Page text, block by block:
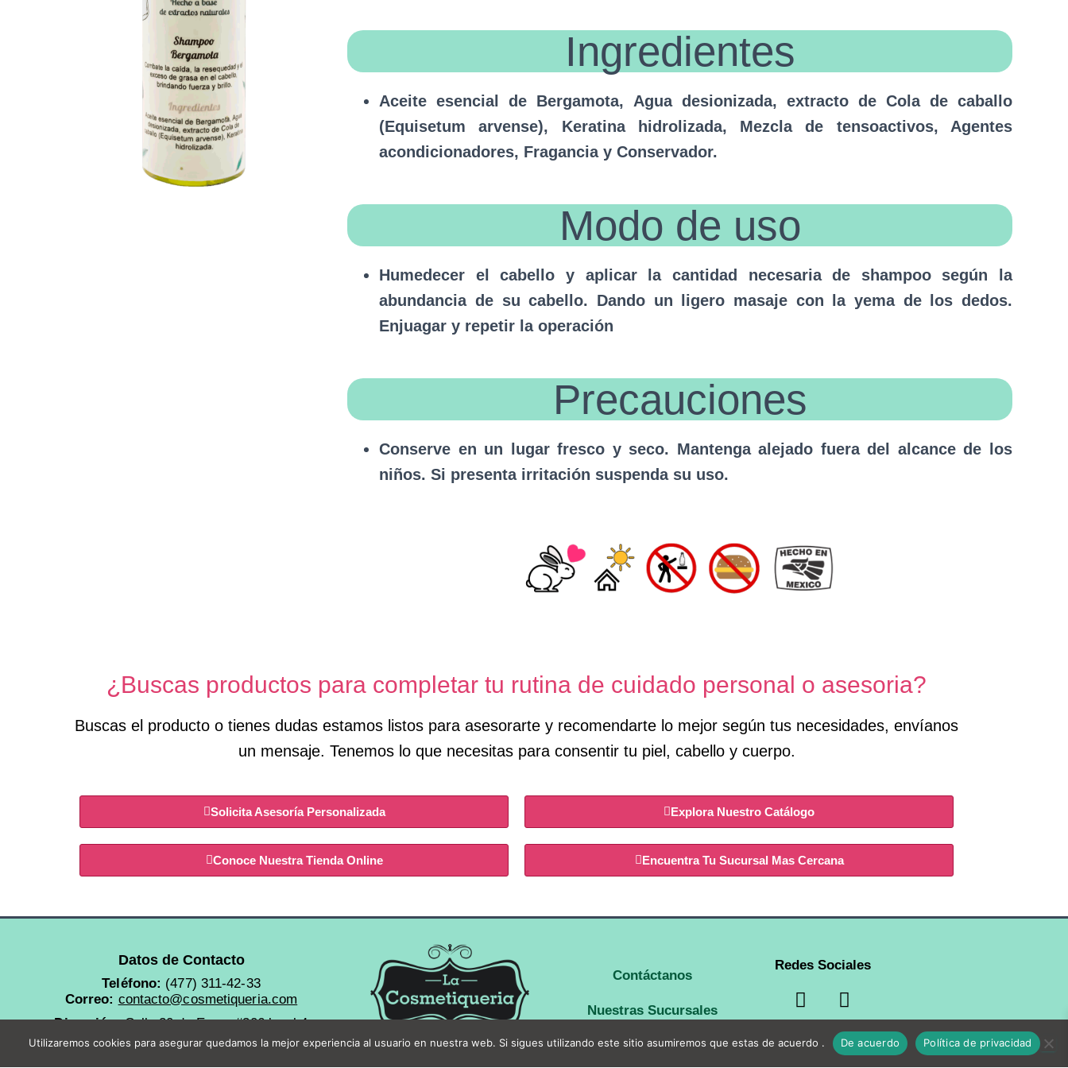
Ingredientes
Aceite esencial de Bergamota, Agua desionizada, extracto de Cola de caballo
(Equisetum arvense), Keratina hidrolizada, Mezcla de tensoactivos, Agentes
acondicionadores, Fragancia y Conservador.
Modo de uso
Humedecer el cabello y aplicar la cantidad necesaria de shampoo según la
abundancia de su cabello. Dando un ligero masaje con la yema de los dedos.
Enjuagar y repetir la operación
Precauciones
Conserve en un lugar fresco y seco. Mantenga alejado fuera del alcance de los
niños. Si presenta irritación suspenda su uso.
¿Buscas productos para completar tu rutina de cuidado personal o asesoria?
Buscas el producto o tienes dudas estamos listos para asesorarte y recomendarte lo mejor según tus necesidades, envíanos
un mensaje. Tenemos lo que necesitas para consentir tu piel, cabello y cuerpo.
Solicita Asesoría Personalizada
Conoce Nuestra Tienda Online
Explora Nuestro Catálogo
Encuentra Tu Sucursal Mas Cercana
Datos de Contacto
Teléfono: (477) 311-42-33
Correo: contacto@cosmetiqueria.com
Dirección:Calle 20 de Enero #306 local 4
Zona Centro.León, Guanajuato, México.
Contáctanos
Nuestras Sucursales
Quiero una Franquicia
Redes Sociales
Utilizaremos cookies para asegurar quedamos la mejor experiencia al usuario en nuestra web. Si sigues utilizando este sitio asumiremos que estas de acuerdo . De acuerdo Política de privacidad